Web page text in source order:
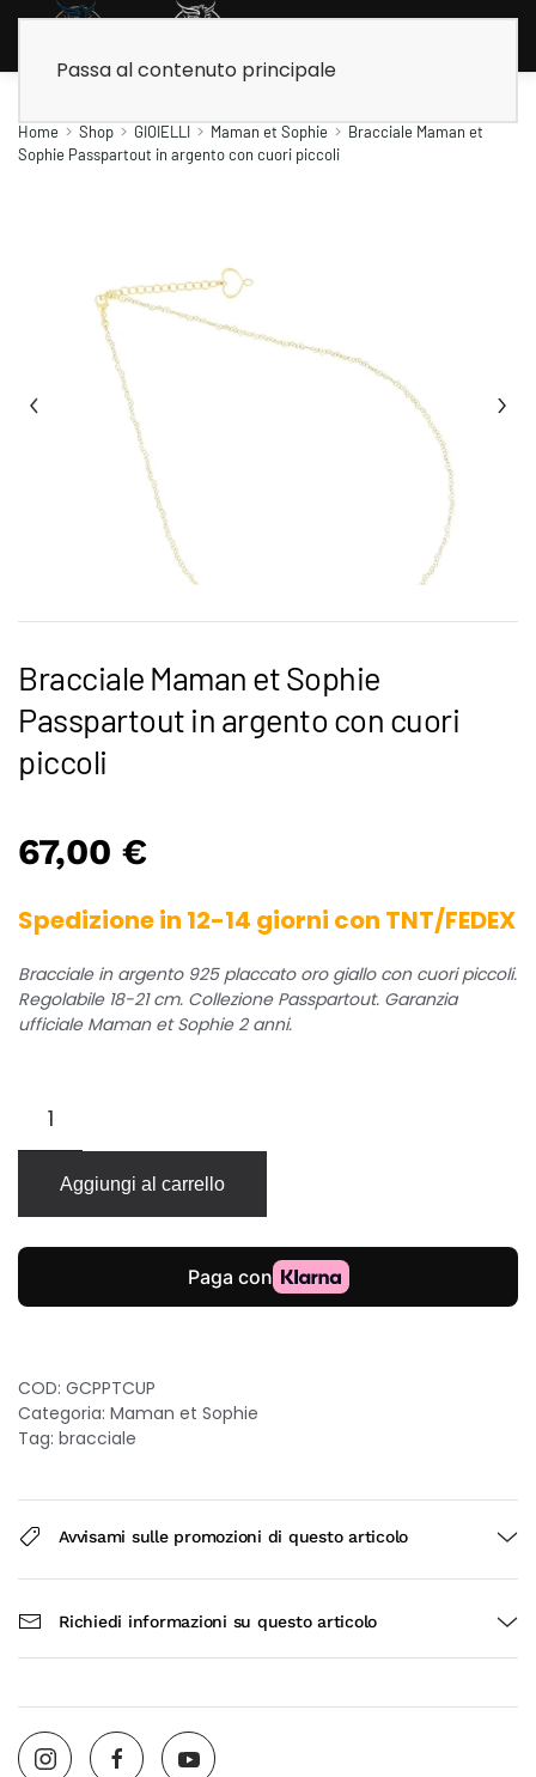
Passa al contenuto principale
Home Shop GIOIELLI Maman et Sophie
Bracciale Maman et
Sophie Passpartout in argento con cuori piccoli
Bracciale Maman et Sophie
Passpartout in argento con cuori
piccoli
67,00 €
Spedizione in 12-14 giorni con TNT/FEDEX
Bracciale in argento 925 placcato oro giallo con cuori piccoli.
Regolabile 18-21 cm. Collezione Passpartout. Garanzia
ufficiale Maman et Sophie 2 anni.
Maman
et
Sophie
Passpartout
in
argento
cuori
Aggiungi al carrello
COD: GCPPTCUP
Categoria: Maman et Sophie
Tag: bracciale
Avvisami sulle promozioni di questo articolo
Richiedi informazioni su questo articolo